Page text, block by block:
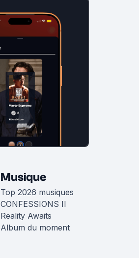
Musique
Top 2026 musiques
CONFESSIONS II
Reality Awaits
Album du moment